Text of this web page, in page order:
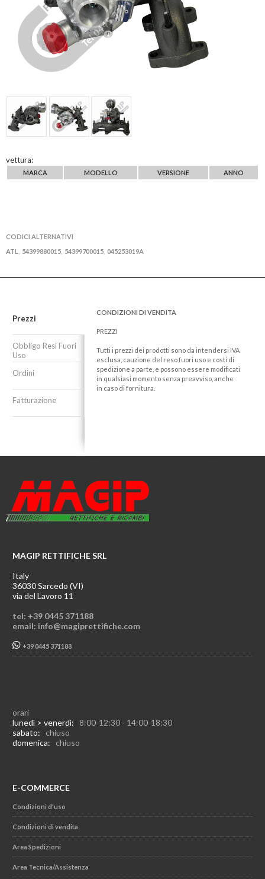
vettura:
MARCA MODELLO VERSIONE ANNO
CODICI ALTERNATIVI
ATL
54399880015 54399700015 045253019A
Prezzi
Obbligo Resi Fuori
Uso
Ordini
Fatturazione
CONDIZIONI DI VENDITA
PREZZI
Tutti i prezzi dei prodotti sono da intendersi IVA
esclusa, cauzione del reso fuori uso e costi di
spedizione a parte, e possono essere modificati
in qualsiasi momento senza preavviso, anche
in caso di fornitura.
MAGIP RETTIFICHE SRL
Italy
36030 Sarcedo (VI)
via del Lavoro 11
tel: +39 0445 371188
email: info@magiprettifiche.com
+39 0445 371188
orari
lunedì > venerdì: 8:00-12:30 - 14:00-18:30
sabato: chiuso
domenica: chiuso
E-COMMERCE
Condizioni d'uso
Condizioni di vendita
Area Spedizioni
Area Tecnica/Assistenza